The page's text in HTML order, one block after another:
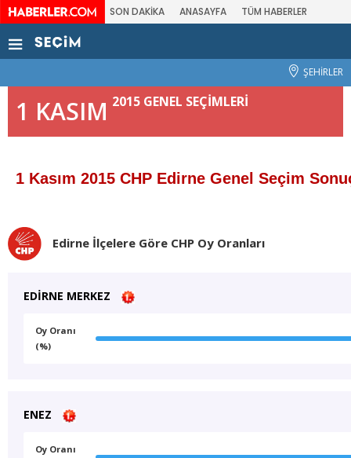
SON DAKİKA ANASAYFA TÜM HABERLER
ŞEHİRLER
1 KASIM 2015 GENEL SEÇİMLERİ
1 Kasım 2015 CHP Edirne Genel Seçim
Edirne İlçelere Göre CHP Oy Oranları
EDİRNE MERKEZ
Oy Oranı
(%)
ENEZ
Oy Oranı